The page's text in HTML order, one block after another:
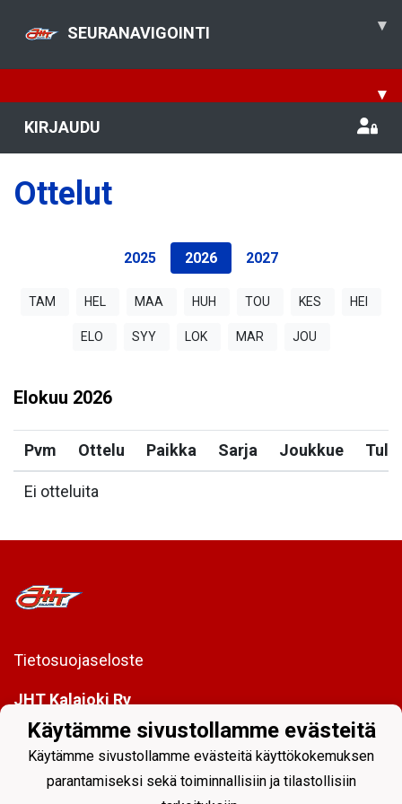
SEURANAVIGOINTI ▾
▾
KIRJAUDU
Ottelut
2025 2026 2027
TAM HEL MAA HUH TOU KES HEI
ELO SYY LOK MAR JOU
Elokuu 2026
Pvm Ottelu Paikka Sarja Joukkue
Ei otteluita
Tietosuojaseloste
JHT Kalajoki Ry
Pirkonsuontie 10, 85100 Kalajoki
info@jht.fi
Käytämme sivustollamme evästeitä
Käytämme sivustollamme evästeitä käyttökokemuksen
parantamiseksi sekä toiminnallisiin ja tilastollisiin